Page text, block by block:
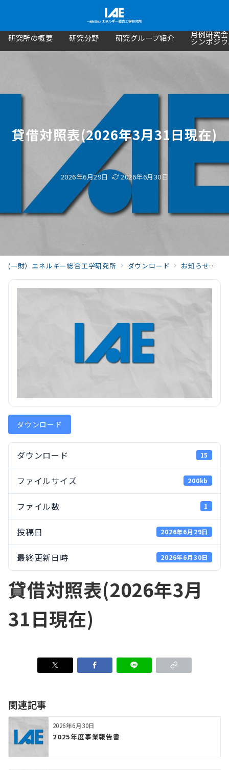
研究所の概要 研究分野 研究グループ紹介 月例研究
シンポジ
貸借対照表(2026年3月31日現在)
2026年6月29日 2026年6月30日
(一財）エネルギー総合工学研究所 ダウンロード お知らせ
ダウンロード
ダウンロード 15
ファイルサイズ 200kb
ファイル数 1
投稿日 2026年6月29日
最終更新日時 2026年6月30日
貸借対照表(2026年3月
31日現在)
関連記事
2026年6月30日
2025年度事業報告書